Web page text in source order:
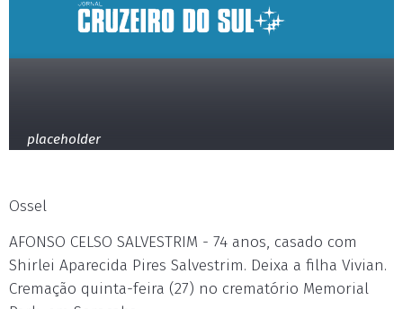
placeholder
Ossel
AFONSO CELSO SALVESTRIM - 74 anos, casado com
Shirlei Aparecida Pires Salvestrim. Deixa a filha Vivian.
Cremação quinta-feira (27) no crematório Memorial